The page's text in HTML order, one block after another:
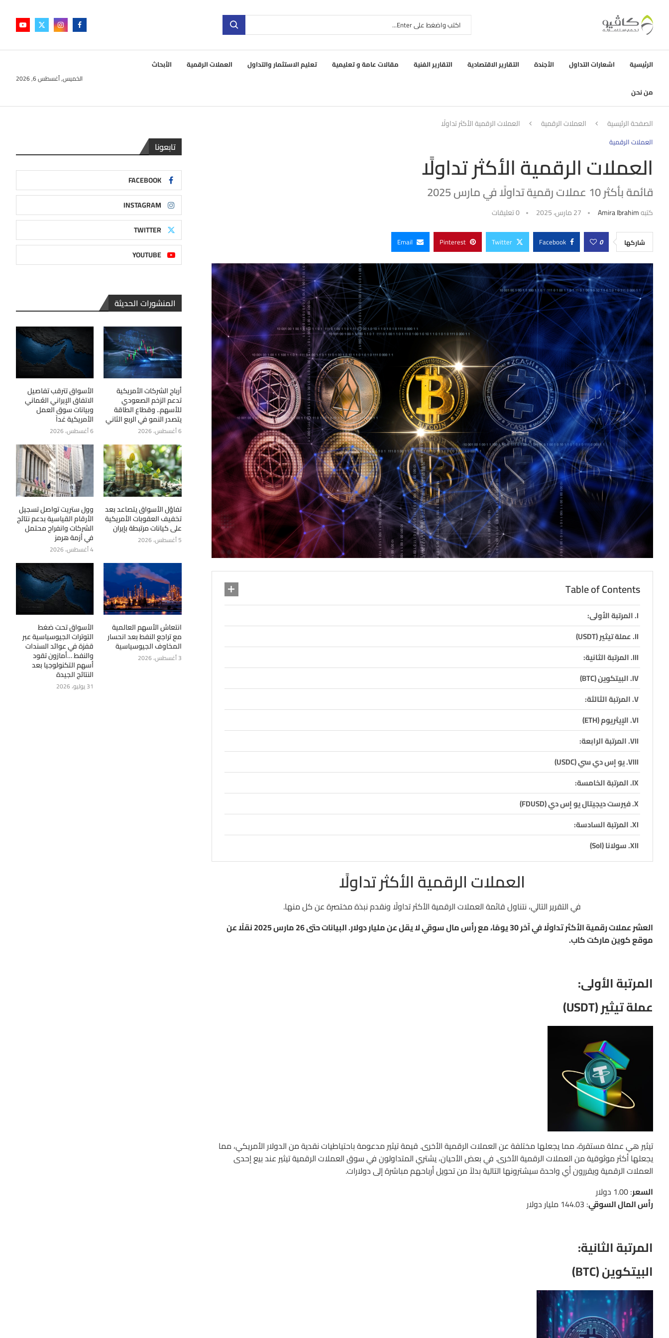
الرئيسية اشعارات التداول الأجندة التقارير الاقتصادية التقارير الفنية مقالات عامة و تعليمية تعليم الاستثمار والتداول العملات الرقمية الأبحاث
من نحن
الخميس, أغسطس 6, 2026
الصفحة الرئيسية العملات الرقمية العملات الرقمية الأكثر تداولًا
العملات الرقمية
العملات الرقمية الأكثر تداولًا
قائمة بأكثر 10 عملات رقمية تداولًا في مارس 2025
كتبهAmira Ibrahim 27 مارس، 2025 0 تعليقات
شاركها 0
Facebook
Twitter
Pinterest
Email
Table of Contents
المرتبة الأولى:
عملة تيثير (USDT)
المرتبة الثانية:
البيتكوين (BTC)
المرتبة الثالثة:
الإيثريوم (ETH)
المرتبة الرابعة:
يو إس دي سي (USDC)
المرتبة الخامسة:
فيرست ديجيتال يو إس دي (FDUSD)
المرتبة السادسة:
سولانا (Sol)
المرتبة السابعة:
المرتبة الثامنة:
بي إن بي (BNB)
المرتبة العاشرة:
كاردانو (ADA)
العملات الرقمية الأكثر تداولًا
في التقرير التالي، نتناول قائمة العملات الرقمية الأكثر تداولًا ونقدم نبذة مختصرة عن كل منها.
العشر عملات رقمية الأكثر تداولًا في آخر 30 يومًا، مع رأس مال سوقي لا يقل عن مليار دولار. البيانات حتى 26 مارس 2025 نقلًا عن
موقع كوين ماركت كاب.
المرتبة الأولى:
عملة تيثير (USDT)
تيثير هي عملة مستقرة، مما يجعلها مختلفة عن العملات الرقمية الأخرى. قيمة تيثير مدعومة باحتياطيات نقدية من الدولار الأمريكي، مما
يجعلها أكثر موثوقية من العملات الرقمية الأخرى. في بعض الأحيان، يشتري المتداولون في سوق العملات الرقمية تيثير عند بيع إحدى
العملات الرقمية ويقررون أي واحدة سيشترونها التالية بدلاً من تحويل أرباحهم مباشرة إلى دولارات.
السعر: 1.00 دولار
رأس المال السوقي: 144.03 مليار دولار
المرتبة الثانية:
البيتكوين (BTC)
تابعونا
FACEBOOK
INSTAGRAM
TWITTER
YOUTUBE
المنشورات الحديثة
أرباح الشركات الأمريكية
تدعم الزخم الصعودي
للأسهم.. وقطاع الطاقة
يتصدر النمو في الربع الثاني
6 أغسطس، 2026
الأسواق تترقب تفاصيل
الاتفاق الإيراني العُماني
وبيانات سوق العمل
الأمريكية غداً
6 أغسطس، 2026
تفاؤل الأسواق يتصاعد بعد
تخفيف العقوبات الأمريكية
على كيانات مرتبطة بإيران
5 أغسطس، 2026
وول ستريت تواصل تسجيل
الأرقام القياسية بدعم نتائج
الشركات وانفراج محتمل
في أزمة هرمز
4 أغسطس، 2026
انتعاش الأسهم العالمية
مع تراجع النفط بعد انحسار
المخاوف الجيوسياسية
3 أغسطس، 2026
الأسواق تحت ضغط
التوترات الجيوسياسية عبر
قفزة في عوائد السندات
والنفط …أمازون تقود
أسهم التكنولوجيا بعد
النتائج الجيدة
31 يوليو، 2026